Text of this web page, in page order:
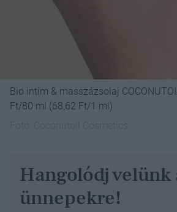
Bio intim & masszázsolaj
Ft/80 ml (68,62 Ft/1 ml)
Hangolódj velünk
ünnepekre!